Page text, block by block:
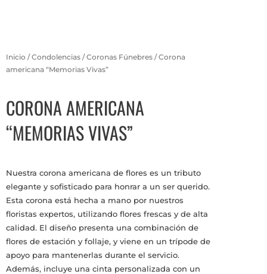
Inicio / Condolencias / Coronas Fúnebres / Corona
americana “Memorias Vivas”
CORONA AMERICANA
“MEMORIAS VIVAS”
Nuestra corona americana de flores es un tributo
elegante y sofisticado para honrar a un ser querido.
Esta corona está hecha a mano por nuestros
floristas expertos, utilizando flores frescas y de alta
calidad. El diseño presenta una combinación de
flores de estación y follaje, y viene en un trípode de
apoyo para mantenerlas durante el servicio.
Además, incluye una cinta personalizada con un